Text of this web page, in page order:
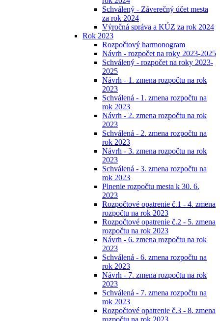
Schválený - Záverečný účet mesta
za rok 2024
Výročná správa a KÚZ za rok 2024
Rok 2023
Rozpočtový harmonogram
Návrh - rozpočet na roky 2023-2025
Schválený - rozpočet na roky 2023-
2025
Návrh - 1. zmena rozpočtu na rok
2023
Schválená - 1. zmena rozpočtu na
rok 2023
Návrh - 2. zmena rozpočtu na rok
2023
Schválená - 2. zmena rozpočtu na
rok 2023
Návrh - 3. zmena rozpočtu na rok
2023
Schválená - 3. zmena rozpočtu na
rok 2023
Plnenie rozpočtu mesta k 30. 6.
2023
Rozpočtové opatrenie č.1 - 4. zmena
rozpočtu na rok 2023
Rozpočtové opatrenie č.2 - 5. zmena
rozpočtu na rok 2023
Návrh - 6. zmena rozpočtu na rok
2023
Schválená - 6. zmena rozpočtu na
rok 2023
Návrh - 7. zmena rozpočtu na rok
2023
Schválená - 7. zmena rozpočtu na
rok 2023
Rozpočtové opatrenie č.3 - 8. zmena
rozpočtu na rok 2023